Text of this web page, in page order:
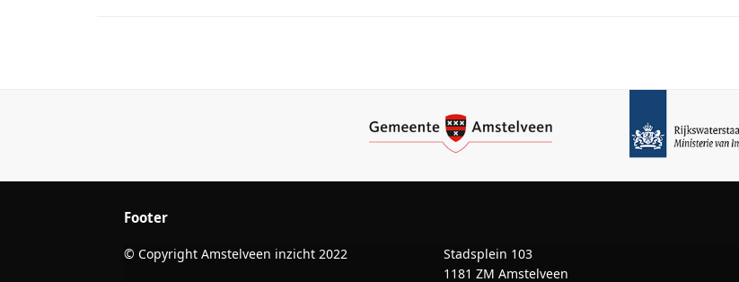
Footer
© Copyright Amstelveen inzicht 2022
Stadsplein 103
1181 ZM Amstelveen